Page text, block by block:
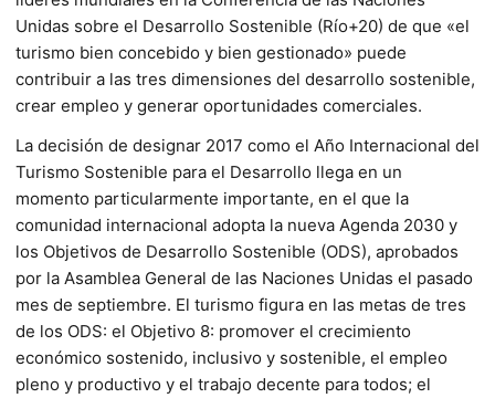
Unidas sobre el Desarrollo Sostenible (Río+20) de que «el
turismo bien concebido y bien gestionado» puede
contribuir a las tres dimensiones del desarrollo sostenible,
crear empleo y generar oportunidades comerciales.
La decisión de designar 2017 como el Año Internacional del
Turismo Sostenible para el Desarrollo llega en un
momento particularmente importante, en el que la
comunidad internacional adopta la nueva Agenda 2030 y
los Objetivos de Desarrollo Sostenible (ODS), aprobados
por la Asamblea General de las Naciones Unidas el pasado
mes de septiembre. El turismo figura en las metas de tres
de los ODS: el Objetivo 8: promover el crecimiento
económico sostenido, inclusivo y sostenible, el empleo
pleno y productivo y el trabajo decente para todos; el